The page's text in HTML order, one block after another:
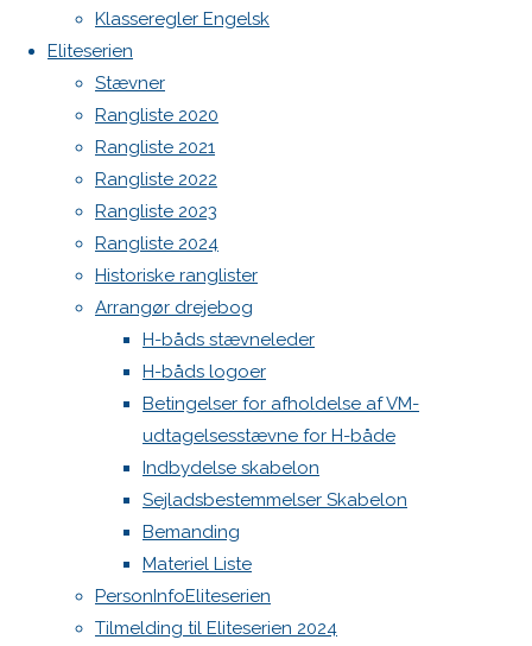
Klasseregler Engelsk
Eliteserien
Stævner
Rangliste 2020
Rangliste 2021
Rangliste 2022
Rangliste 2023
Rangliste 2024
Historiske ranglister
Arrangør drejebog
H-båds stævneleder
H-båds logoer
Betingelser for afholdelse af VM-
udtagelsesstævne for H-både
Indbydelse skabelon
Sejladsbestemmelser Skabelon
Bemanding
Materiel Liste
PersonInfoEliteserien
Tilmelding til Eliteserien 2024
image
Skriv
et
svar
Din e-
mailadresse
vil ikke
blive
publiceret.
Krævede
felter er
markeret
med*
WordPress.org